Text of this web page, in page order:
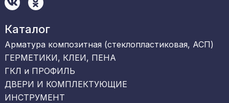
Каталог
Арматура композитная (стеклопластиковая, АСП)
ГЕРМЕТИКИ, КЛЕИ, ПЕНА
ГКЛ и ПРОФИЛЬ
ДВЕРИ И КОМПЛЕКТУЮЩИЕ
ИНСТРУМЕНТ